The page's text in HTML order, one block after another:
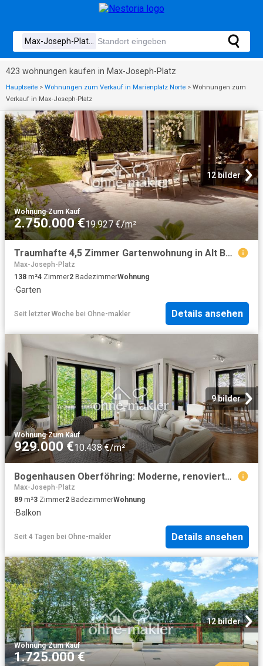
423 wohnungen kaufen in Max-Joseph-Platz
Hauptseite > Wohnungen zum Verkauf in Marienplatz Norte > Wohnungen zum
Verkauf in Max-Joseph-Platz
12 bilder
Wohnung·Zum Kauf
2.750.000 €19.927 €/m²
Traumhafte 4,5 Zimmer Gartenwohnung in Alt Bogenhausen
Max-Joseph-Platz
138 m²4 Zimmer2 BadezimmerWohnung
·Garten
Seit letzter Woche bei Ohne-makler Details ansehen
9 bilder
Wohnung·Zum Kauf
929.000 €10.438 €/m²
Bogenhausen Oberföhring: Moderne, renovierte 3 Zi. Wohnung nahe Isarhochufer 89 m², Süd Balkon, TG
Max-Joseph-Platz
89 m²3 Zimmer2 BadezimmerWohnung
·Balkon
Seit 4 Tagen bei Ohne-makler Details ansehen
12 bilder
Wohnung·Zum Kauf
1.725.000 €